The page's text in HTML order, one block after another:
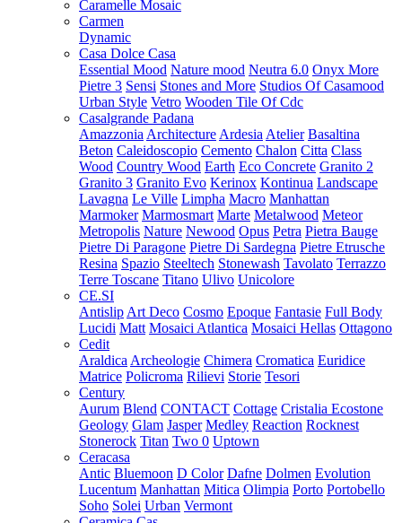
Caramelle Mosaic
Carmen
Dynamic
Casa Dolce Casa
Essential Mood Nature mood Neutra 6.0 Onyx More
Pietre 3 Sensi Stones and More Studios Of Casamood
Urban Style Vetro Wooden Tile Of Cdc
Casalgrande Padana
Amazzonia Architecture Ardesia Atelier Basaltina
Beton Caleidoscopio Cemento Chalon Citta Class
Wood Country Wood Earth Eco Concrete Granito 2
Granito 3 Granito Evo Kerinox Kontinua Landscape
Lavagna Le Ville Limpha Macro Manhattan
Marmoker Marmosmart Marte Metalwood Meteor
Metropolis Nature Newood Opus Petra Pietra Bauge
Pietre Di Paragone Pietre Di Sardegna Pietre Etrusche
Resina Spazio Steeltech Stonewash Tavolato Terrazzo
Terre Toscane Titano Ulivo Unicolore
CE.SI
Antislip Art Deco Cosmo Epoque Fantasie Full Body
Lucidi Matt Mosaici Atlantica Mosaici Hellas Ottagono
Cedit
Araldica Archeologie Chimera Cromatica Euridice
Matrice Policroma Rilievi Storie Tesori
Century
Aurum Blend CONTACT Cottage Cristalia Ecostone
Geology Glam Jasper Medley Reaction Rocknest
Stonerock Titan Two 0 Uptown
Ceracasa
Antic Bluemoon D Color Dafne Dolmen Evolution
Lucentum Manhattan Mitica Olimpia Porto Portobello
Soho Solei Urban Vermont